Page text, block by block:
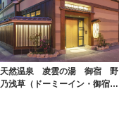
天然温泉 凌雲の湯 御宿 野
乃浅草（ドーミーイン・御宿野